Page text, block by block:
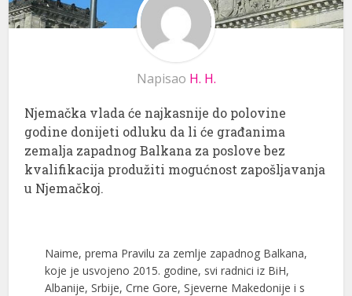
Napisao H. H.
Njemačka vlada će najkasnije do polovine
godine donijeti odluku da li će građanima
zemalja zapadnog Balkana za poslove bez
kvalifikacija produžiti mogućnost zapošljavanja
u Njemačkoj.
Naime, prema Pravilu za zemlje zapadnog Balkana,
koje je usvojeno 2015. godine, svi radnici iz BiH,
Albanije, Srbije, Crne Gore, Sjeverne Makedonije i s